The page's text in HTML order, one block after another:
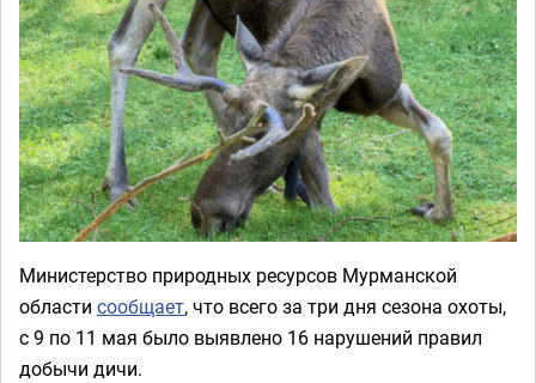
Министерство природных ресурсов Мурманской
области сообщает, что всего за три дня сезона охоты,
с 9 по 11 мая было выявлено 16 нарушений правил
добычи дичи.